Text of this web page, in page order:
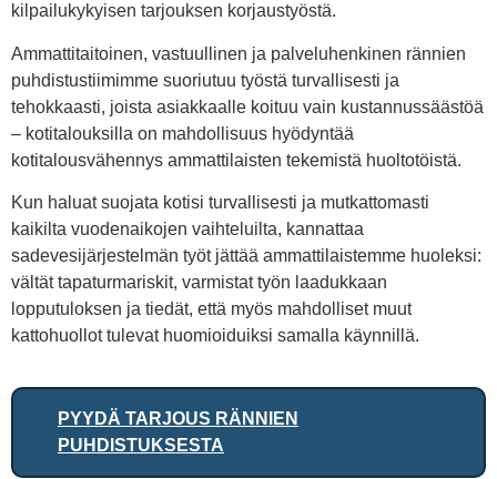
kilpailukykyisen tarjouksen korjaustyöstä.
Ammattitaitoinen, vastuullinen ja palveluhenkinen rännien
puhdistustiimimme suoriutuu työstä turvallisesti ja
tehokkaasti, joista asiakkaalle koituu vain kustannussäästöä
– kotitalouksilla on mahdollisuus hyödyntää
kotitalousvähennys ammattilaisten tekemistä huoltotöistä.
Kun haluat suojata kotisi turvallisesti ja mutkattomasti
kaikilta vuodenaikojen vaihteluilta, kannattaa
sadevesijärjestelmän työt jättää ammattilaistemme huoleksi:
vältät tapaturmariskit, varmistat työn laadukkaan
lopputuloksen ja tiedät, että myös mahdolliset muut
kattohuollot tulevat huomioiduiksi samalla käynnillä.
PYYDÄ TARJOUS RÄNNIEN
PUHDISTUKSESTA